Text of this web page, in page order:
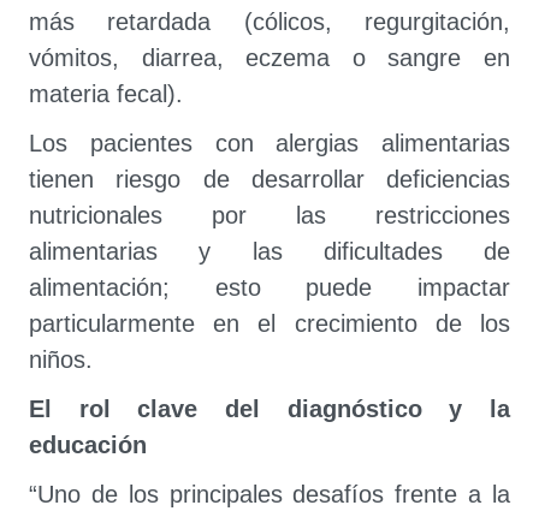
más retardada (cólicos, regurgitación,
vómitos, diarrea, eczema o sangre en
materia fecal).
Los pacientes con alergias alimentarias
tienen riesgo de desarrollar deficiencias
nutricionales por las restricciones
alimentarias y las dificultades de
alimentación; esto puede impactar
particularmente en el crecimiento de los
niños.
El rol clave del diagnóstico y la
educación
“Uno de los principales desafíos frente a la